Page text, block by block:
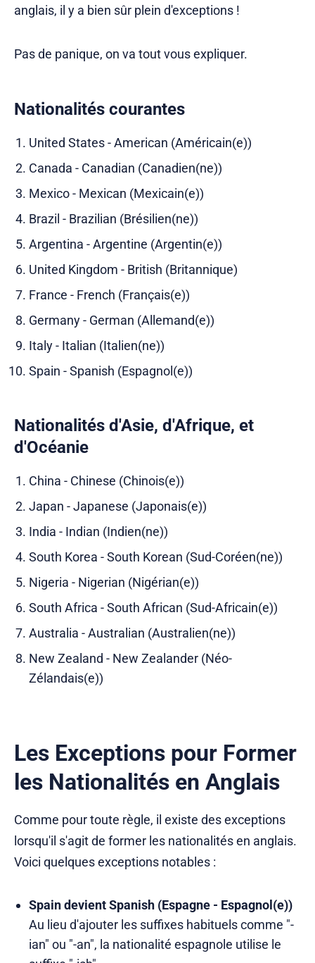
anglais, il y a bien sûr plein d'exceptions !
Pas de panique, on va tout vous expliquer.
Nationalités courantes
United States - American (Américain(e))
Canada - Canadian (Canadien(ne))
Mexico - Mexican (Mexicain(e))
Brazil - Brazilian (Brésilien(ne))
Argentina - Argentine (Argentin(e))
United Kingdom - British (Britannique)
France - French (Français(e))
Germany - German (Allemand(e))
Italy - Italian (Italien(ne))
Spain - Spanish (Espagnol(e))
Nationalités d'Asie, d'Afrique, et
d'Océanie
China - Chinese (Chinois(e))
Japan - Japanese (Japonais(e))
India - Indian (Indien(ne))
South Korea - South Korean (Sud-Coréen(ne))
Nigeria - Nigerian (Nigérian(e))
South Africa - South African (Sud-Africain(e))
Australia - Australian (Australien(ne))
New Zealand - New Zealander (Néo-
Zélandais(e))
Les Exceptions pour Former
les Nationalités en Anglais
Comme pour toute règle, il existe des exceptions
lorsqu'il s'agit de former les nationalités en anglais.
Voici quelques exceptions notables :
Spain devient Spanish (Espagne - Espagnol(e))
Au lieu d'ajouter les suffixes habituels comme "-
ian" ou "-an", la nationalité espagnole utilise le